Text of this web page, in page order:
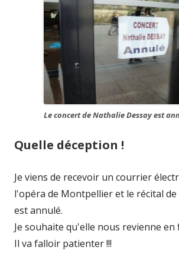
Le concert de Nathalie Dessay est
Quelle déception !
Je viens de recevoir un courrier
l'opéra de Montpellier et le récital de
est annulé.
Je souhaite qu'elle nous revienne en
Il va falloir patienter !!!